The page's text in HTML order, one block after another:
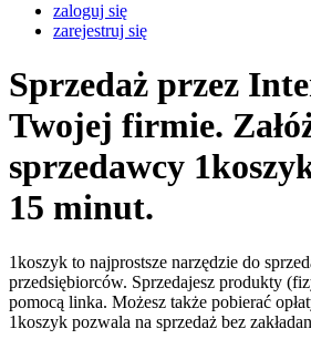
zaloguj się
zarejestruj się
Sprzedaż przez
Twojej firmie.
sprzedawcy
15 minut.
1koszyk to najprostsze narzędzie do
przedsiębiorców. Sprzedajesz produkty
pomocą linka. Możesz także pobierać
1koszyk pozwala na sprzedaż bez